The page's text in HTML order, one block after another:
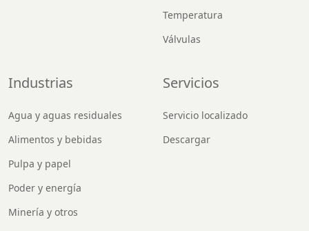
Temperatura
Válvulas
Industrias
Agua y aguas residuales
Alimentos y bebidas
Pulpa y papel
Poder y energía
Minería y otros
Servicios
Servicio localizado
Descargar